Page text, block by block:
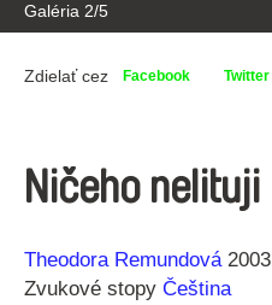
Galéria 2/5
Zdielať cez Facebook Twitter
Ničeho nelituji
Réžia
Theodora Remundová
Rok
výroby
2003
Zvukové stopy Čeština